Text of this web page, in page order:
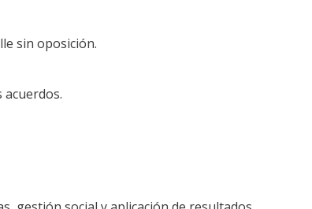
sin oposición.